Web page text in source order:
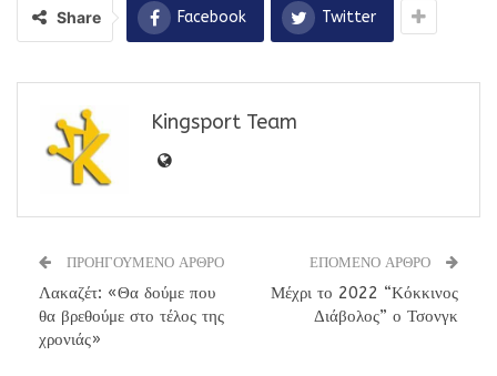
Share Facebook Twitter
Kingsport Team
ΠΡΟΗΓΟΥΜΕΝΟ ΑΡΘΡΟ
Λακαζέτ: «Θα δούμε που
θα βρεθούμε στο τέλος της
χρονιάς»
ΕΠΟΜΕΝΟ ΑΡΘΡΟ
Μέχρι το 2022 “Κόκκινος
Διάβολος” ο Τσονγκ